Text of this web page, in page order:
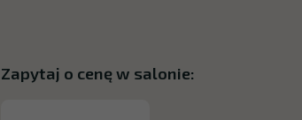
Zapytaj o cenę w salonie: